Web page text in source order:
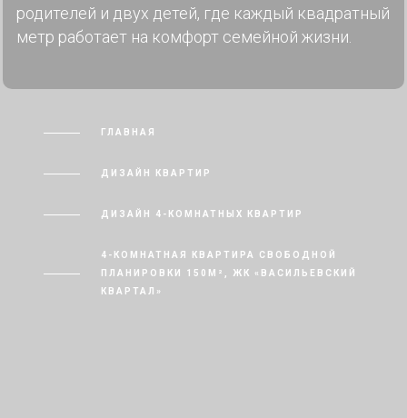
родителей и двух детей, где каждый квадратный
метр работает на комфорт семейной жизни.
ГЛАВНАЯ
ДИЗАЙН КВАРТИР
ДИЗАЙН 4-КОМНАТНЫХ КВАРТИР
4-КОМНАТНАЯ КВАРТИРА СВОБОДНОЙ
ПЛАНИРОВКИ 150М², ЖК «ВАСИЛЬЕВСКИЙ
КВАРТАЛ»